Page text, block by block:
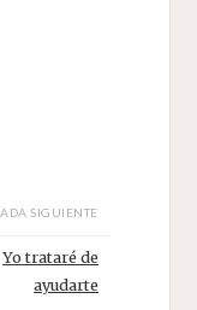
SIGUIENTE
Yo trataré de
ayudarte